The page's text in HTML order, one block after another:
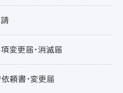
変更届・消滅届
頼書・変更届